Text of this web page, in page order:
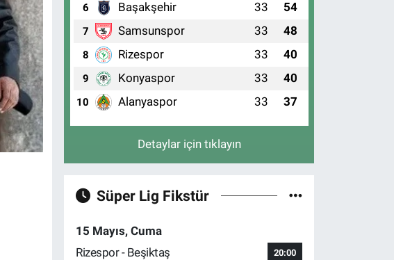
6 Başakşehir 33 54
7 Samsunspor 33 48
8 Rizespor 33 40
9 Konyaspor 33 40
10 Alanyaspor 33 37
Detaylar için tıklayın
Süper Lig Fikstür
15 Mayıs, Cuma
Rizespor - Beşiktaş
20:00